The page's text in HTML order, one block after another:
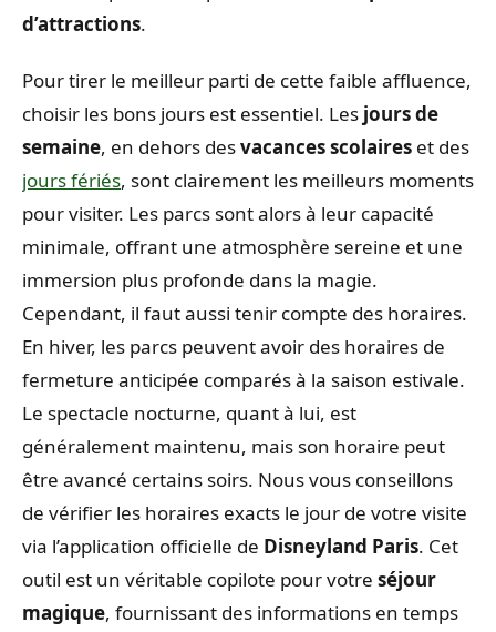
d’attractions.
Pour tirer le meilleur parti de cette faible affluence,
choisir les bons jours est essentiel. Les jours de
semaine, en dehors desvacances scolaires et des
jours fériés, sont clairement les meilleurs moments
pour visiter. Les parcs sont alors à leur capacité
minimale, offrant une atmosphère sereine et une
immersion plus profonde dans la magie.
Cependant, il faut aussi tenir compte des horaires.
En hiver, les parcs peuvent avoir des horaires de
fermeture anticipée comparés à la saison estivale.
Le spectacle nocturne, quant à lui, est
généralement maintenu, mais son horaire peut
être avancé certains soirs. Nous vous conseillons
de vérifier les horaires exacts le jour de votre visite
via l’application officielle de Disneyland Paris. Cet
outil est un véritable copilote pour votre séjour
magique, fournissant des informations en temps